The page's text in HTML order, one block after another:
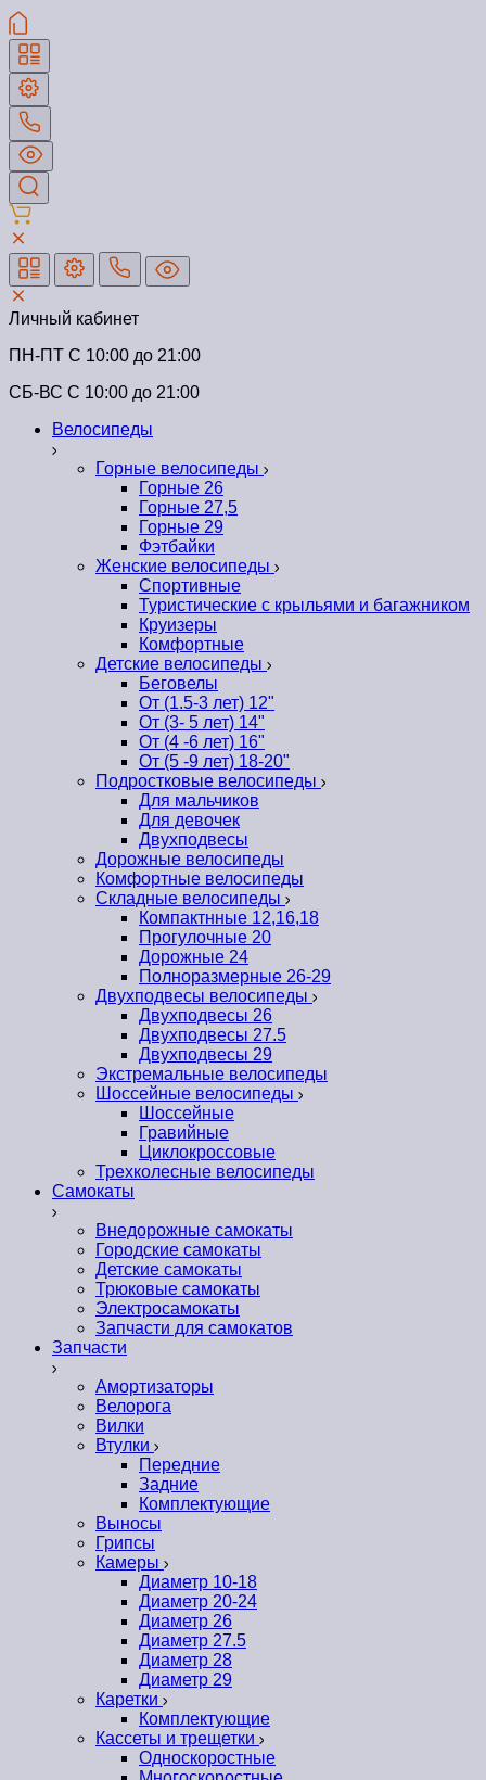
Личный кабинет
ПН-ПТ C 10:00 до 21:00
СБ-ВС С 10:00 до 21:00
Велосипеды
Горные велосипеды
Горные 26
Горные 27,5
Горные 29
Фэтбайки
Женские велосипеды
Спортивные
Туристические с крыльями и багажником
Круизеры
Комфортные
Детские велосипеды
Беговелы
От (1.5-3 лет) 12"
От (3- 5 лет) 14"
От (4 -6 лет) 16"
От (5 -9 лет) 18-20"
Подростковые велосипеды
Для мальчиков
Для девочек
Двухподвесы
Дорожные велосипеды
Комфортные велосипеды
Складные велосипеды
Компактнные 12,16,18
Прогулочные 20
Дорожные 24
Полноразмерные 26-29
Двухподвесы велосипеды
Двухподвесы 26
Двухподвесы 27.5
Двухподвесы 29
Экстремальные велосипеды
Шоссейные велосипеды
Шоссейные
Гравийные
Циклокроссовые
Трехколесные велосипеды
Самокаты
Внедорожные самокаты
Городские самокаты
Детские самокаты
Трюковые самокаты
Электросамокаты
Запчасти для самокатов
Запчасти
Амортизаторы
Велорога
Вилки
Втулки
Передние
Задние
Комплектующие
Выносы
Грипсы
Камеры
Диаметр 10-18
Диаметр 20-24
Диаметр 26
Диаметр 27.5
Диаметр 28
Диаметр 29
Каретки
Комплектующие
Кассеты и трещетки
Односкоростные